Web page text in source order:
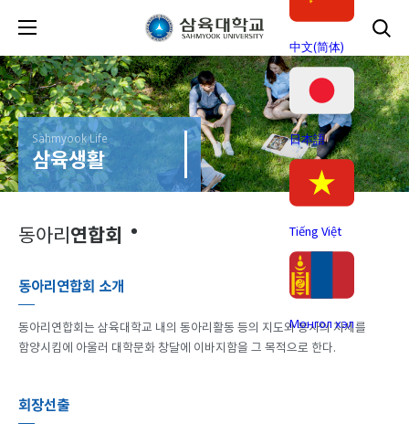
中文(简体)
日本語
Tiếng Việt
Монгол хэл
Sahmyook Life
삼육생활
동아리 연합회
동아리연합회 소개
동아리연합회는 삼육대학교 내의 동아리활동 등의 지도와 봉사의 자세를
함양시킴에 아울러 대학문화 창달에 이바지함을 그 목적으로 한다.
회장선출